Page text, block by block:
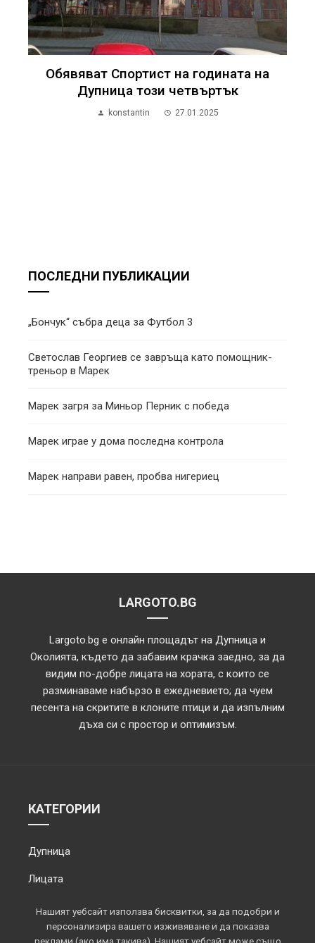
Нашият уебсайт използва бисквитки, за да подобри и
персонализира вашето изживяване и да показва
Обявяват Спортист на годината на
Дупница този четвъртък
konstantin 27.01.2025
ПОСЛЕДНИ ПУБЛИКАЦИИ
„Бончук“ събра деца за Футбол 3
Светослав Георгиев се завръща като помощник-
треньор в Марек
Марек загря за Миньор Перник с победа
Марек играе у дома последна контрола
Марек направи равен, пробва нигериец
LARGOTO.BG
Largoto.bg е онлайн площадът на Дупница и
Околията, където да забавим крачка заедно, за да
видим по-добре лицата на хората, с които се
разминаваме набързо в ежедневието; да чуем
песента на скритите в клоните птици и да изпълним
дъха си с простор и оптимизъм.
КАТЕГОРИИ
Дупница
Лицата
Обектив
Околията